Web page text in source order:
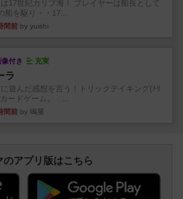
17世紀カリブ海！ プレイヤーは船長として
船を駆り・・17...
間前 by yuishi
像付き 充実
ラ
遊んだ感想を言う！トリックテイキング(ﾄﾘ
ードゲーム。 ...
間前 by 鳴屋
のアプリ版はこちら